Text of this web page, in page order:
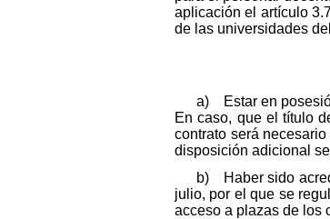
aplicación el artículo
de las universidades
a) Estar en
En caso, que el título
contrato será
disposición adicional
b) Haber sido
julio, por el que se
acceso a plazas de los